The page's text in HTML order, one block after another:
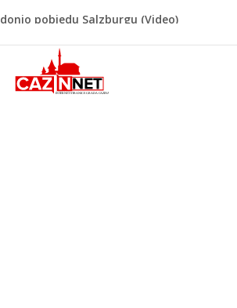
“Pečat slobodi 2026”: U Tržačkoj Rašteli
Unsko-sanskog kantona
Porodica iz Krajine u centru afere,
gradonačelnik Kelna pokrenuo istragu